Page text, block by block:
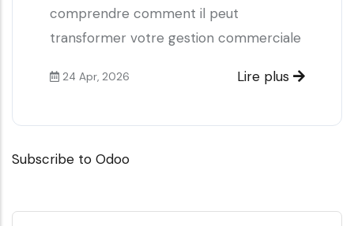
comprendre comment il peut
transformer votre gestion commerciale
24 Apr, 2026 Lire plus
Subscribe to Odoo